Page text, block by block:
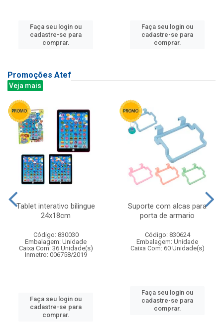
Faça seu login ou
cadastre-se para
comprar.
Faça seu login ou
cadastre-se para
comprar.
Promoções Atef
Veja mais
Tablet interativo bilingue
24x18cm
Código: 830030
Embalagem: Unidade
Caixa Com: 36 Unidade(s)
Inmetro: 006758/2019
Faça seu login ou
cadastre-se para
comprar.
Suporte com alcas para
porta de armario
Código: 830624
Embalagem: Unidade
Caixa Com: 60 Unidade(s)
Faça seu login ou
cadastre-se para
comprar.